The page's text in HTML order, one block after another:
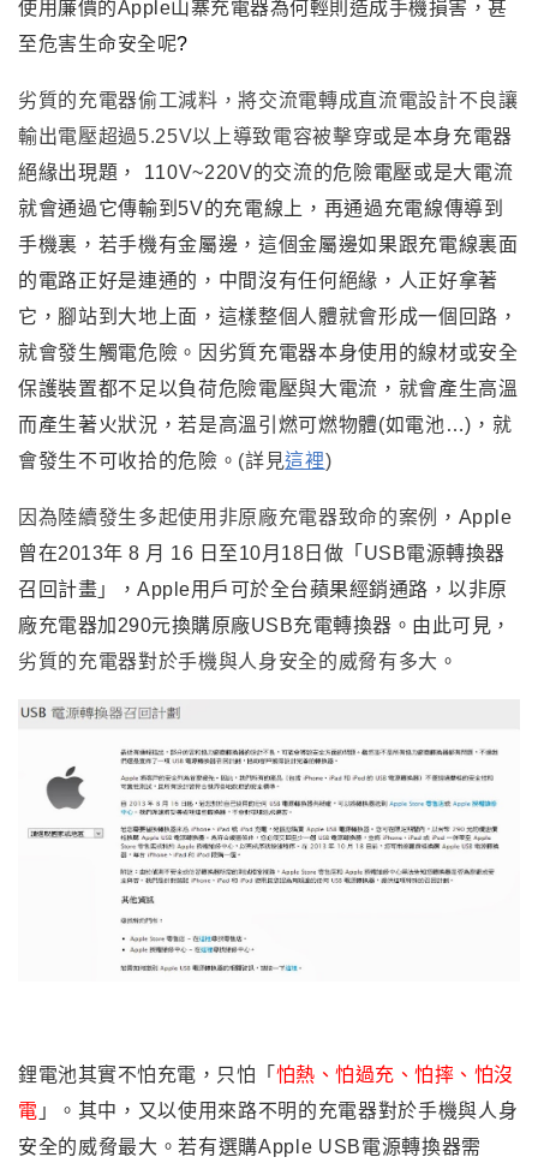
使用廉價的Apple山寨充電器為何輕則造成手機損害 ，甚
至危害生命安全呢?
劣質的充電器偷工減料 ，將交流電轉成直流電設計不良讓
輸出電壓超過5.25V以上導致電容被擊穿或是本身充電器
絕緣出現題 ， 110V~220V的交流的危險電壓或是大電流
就會通過它傳輸到5V的充電線上，再通過充電線傳導到
手機裏，若手機有金屬邊，這個金屬邊如果跟充電線裏面
的電路正好是連通的，中間沒有任何絕緣，人正好拿著
它，腳站到大地上面，這樣整個人體就會形成一個回路 ，
就會發生觸電危險。因劣質充電器本身使用的線材或安全
保護裝置都不足以負荷危險電壓與大電流 ， 就會產生高溫
而產生著火狀況 ，若是高溫引燃可燃物體(如電池…) ， 就
會發生不可收拾的危險。 (詳見這裡)
因為陸續發生多起使用非原廠充電器致命的案例 ， Apple
曾在2013年 8 月 16 日至10月18日做 「 USB電源轉換器
召回計畫 」
，Apple用戶可於全台蘋果經銷通路，以非原
廠充電器加290元換購原廠USB充電轉換器 。由此可見 ，
劣質的充電器對於手機與人身安全的威脅有多大 。
鋰電池其實不怕充電，只怕「 怕熱、怕過充、怕摔 、 怕沒
電 」 。其中 ，又以使用來路不明的充電器對於手機與人身
安全的威脅最大 。若有選購Apple USB電源轉換器需